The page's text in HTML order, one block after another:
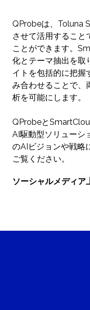
QProbeは、Toluna
させて活用すること
ことができます。
化とテーマ抽出を取
イトを包括的に把握
み合わせることで、
析を可能にします。
QProbeと
AI駆動型ソリューシ
のAIビジョンや戦略
ご覧ください。
ソーシャルメディア